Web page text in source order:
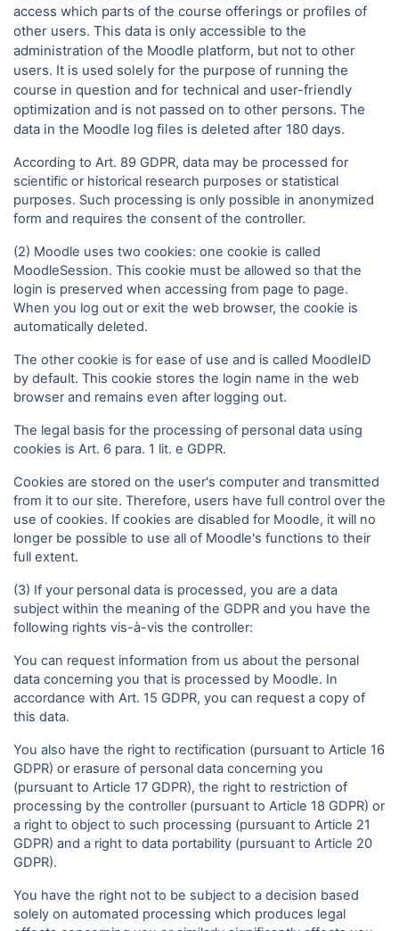
access which parts of the course offerings or profiles of
other users. This data is only accessible to the
administration of the Moodle platform, but not to other
users. It is used solely for the purpose of running the
course in question and for technical and user-friendly
optimization and is not passed on to other persons. The
data in the Moodle log files is deleted after 180 days.
According to Art. 89 GDPR, data may be processed for
scientific or historical research purposes or statistical
purposes. Such processing is only possible in anonymized
form and requires the consent of the controller.
(2) Moodle uses two cookies: one cookie is called
MoodleSession. This cookie must be allowed so that the
login is preserved when accessing from page to page.
When you log out or exit the web browser, the cookie is
automatically deleted.
The other cookie is for ease of use and is called MoodleID
by default. This cookie stores the login name in the web
browser and remains even after logging out.
The legal basis for the processing of personal data using
cookies is Art. 6 para. 1 lit. e GDPR.
Cookies are stored on the user's computer and transmitted
from it to our site. Therefore, users have full control over the
use of cookies. If cookies are disabled for Moodle, it will no
longer be possible to use all of Moodle's functions to their
full extent.
(3) If your personal data is processed, you are a data
subject within the meaning of the GDPR and you have the
following rights vis-à-vis the controller:
You can request information from us about the personal
data concerning you that is processed by Moodle. In
accordance with Art. 15 GDPR, you can request a copy of
this data.
You also have the right to rectification (pursuant to Article 16
GDPR) or erasure of personal data concerning you
(pursuant to Article 17 GDPR), the right to restriction of
processing by the controller (pursuant to Article 18 GDPR) or
a right to object to such processing (pursuant to Article 21
GDPR) and a right to data portability (pursuant to Article 20
GDPR).
You have the right not to be subject to a decision based
solely on automated processing which produces legal